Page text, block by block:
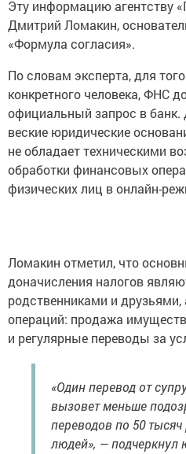
Эту информацию агентству
Дмитрий Ломакин,
«Формула согласия».
По словам эксперта, для
конкретного человека, ФНС
официальный запрос в
веские юридические
не обладает техническими
обработки финансовых
физических лиц в онлайн-
Ломакин отметил, что
доначисления налогов
родственниками и друзьями,
операций: продажа
и регулярные переводы за
«Один перевод от
вызовет меньше
переводов по 50
людей», — подчеркнул